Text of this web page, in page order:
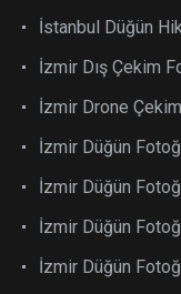
İstanbul Düğün
İzmir Dış Çekim
İzmir Drone
İzmir Düğün
İzmir Düğün
İzmir Düğün
İzmir Düğün